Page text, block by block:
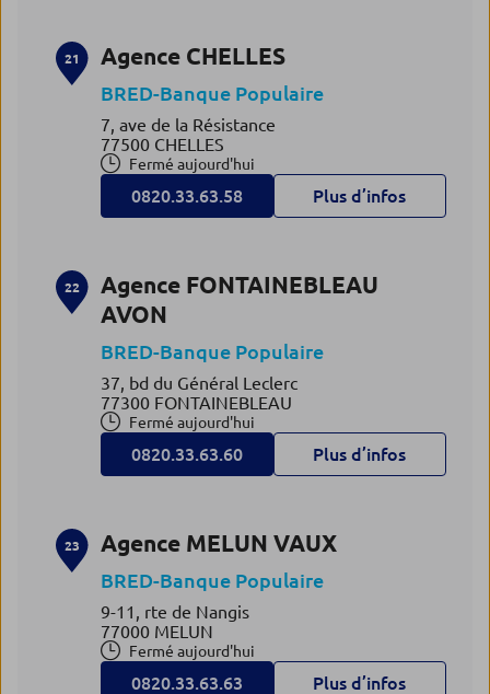
21 Agence CHELLES
BRED-Banque Populaire
7, ave de la Résistance
77500 CHELLES
Fermé aujourd'hui
0820.33.63.58 Plus d’infos
22
Agence FONTAINEBLEAU
AVON
BRED-Banque Populaire
37, bd du Général Leclerc
77300 FONTAINEBLEAU
Fermé aujourd'hui
0820.33.63.60 Plus d’infos
23 Agence MELUN VAUX
BRED-Banque Populaire
9-11, rte de Nangis
77000 MELUN
Fermé aujourd'hui
0820.33.63.63 Plus d’infos